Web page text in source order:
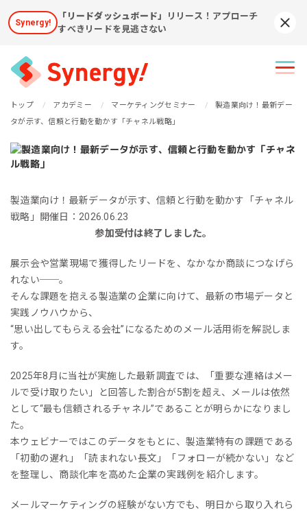
Synergy!
「リードダッシュボード」
リリース！アプローチ
すべきリードを見逃さない
トップ アカデミー マーケティングセミナー
製造業向け！最新デー
タが示す、信頼と行動を動かす「チャネル戦略」
製造業向け！最新データが示す、信頼と行動を動かす「チャネル
戦略」
開催日：2026.06.23
参加受付は終了しました。
展示会や営業現場で獲得したリードを、なかなか商談につなげら
れない──。
そんな課題を抱える製造業の企業に向けて、最新の市場データと
実践ノウハウから、
“思い出してもらえる会社”になるためのメール活用術を解説しま
す。
2025年8月に当社が実施した最新調査では、「重要な連絡はメー
ルで受け取りたい」と回答した割合が5割を超え、メールは依然
として“最も信頼されるチャネル”であることが明らかになりまし
た。
本ウェビナーではこのデータをもとに、製造業特有の課題である
「初動の遅れ」「読まれない長文」「フォローが続かない」など
を整理し、商談化率を高めた企業の実践例を紹介します。
メールマーケティングの経験がない方でも、明日から取り入れら